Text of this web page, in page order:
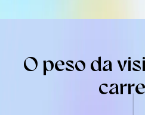
O peso da